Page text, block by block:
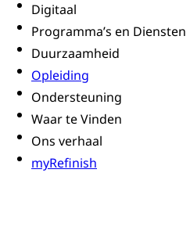
Digitaal
Programma’s en Diensten
Duurzaamheid
Opleiding
Ondersteuning
Waar te Vinden
Ons verhaal
myRefinish